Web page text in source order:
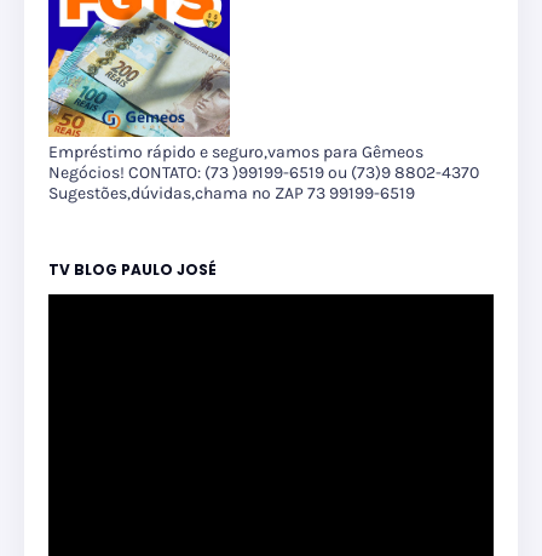
Empréstimo rápido e seguro,vamos para Gêmeos
Negócios! CONTATO: (73 )99199-6519 ou (73)9 8802-4370
Sugestões,dúvidas,chama no ZAP 73 99199-6519
TV BLOG PAULO JOSÉ